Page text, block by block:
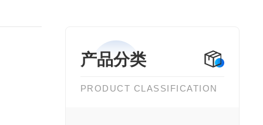
产品分类
PRODUCT CLASSIFICATION